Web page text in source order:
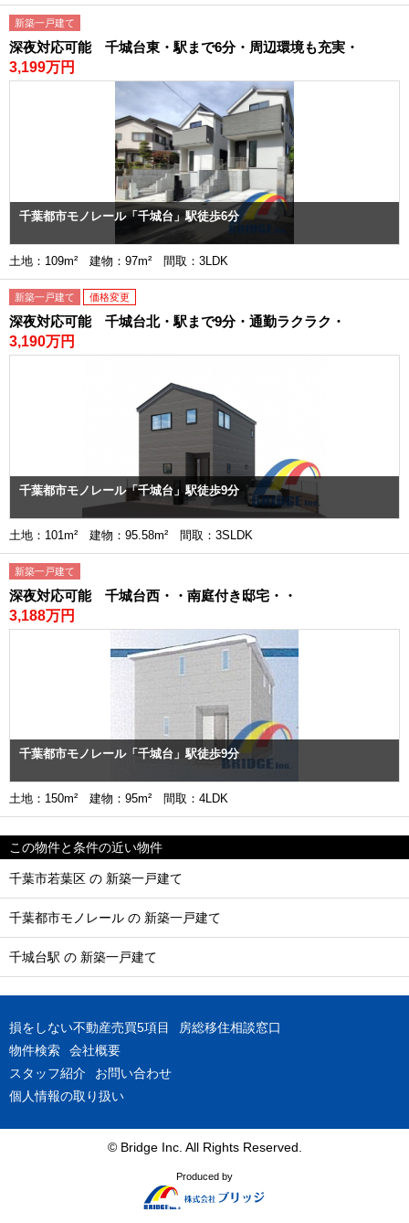
新築一戸建て
深夜対応可能 千城台東・駅まで6分・周辺環境も充実・
3,199万円
千葉都市モノレール「千城台」駅徒歩6分
土地：109m² 建物：97m² 間取：3LDK
新築一戸建て 価格変更
深夜対応可能 千城台北・駅まで9分・通勤ラクラク・
3,190万円
千葉都市モノレール「千城台」駅徒歩9分
土地：101m² 建物：95.58m² 間取：3SLDK
新築一戸建て
深夜対応可能 千城台西・・南庭付き邸宅・・
3,188万円
千葉都市モノレール「千城台」駅徒歩9分
土地：150m² 建物：95m² 間取：4LDK
この物件と条件の近い物件
千葉市若葉区 の 新築一戸建て
千葉都市モノレール の 新築一戸建て
千城台駅 の 新築一戸建て
損をしない不動産売買5項目
房総移住相談窓口
物件検索
会社概要
スタッフ紹介
お問い合わせ
個人情報の取り扱い
© Bridge Inc. All Rights Reserved.
Produced by